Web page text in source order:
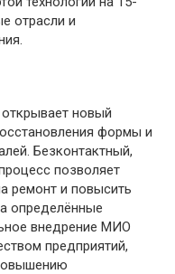
отрасли и
новый
формы и
Безконтактный,
позволяет
ремонт и повысить
определённые
внедрение МИО
предприятий,